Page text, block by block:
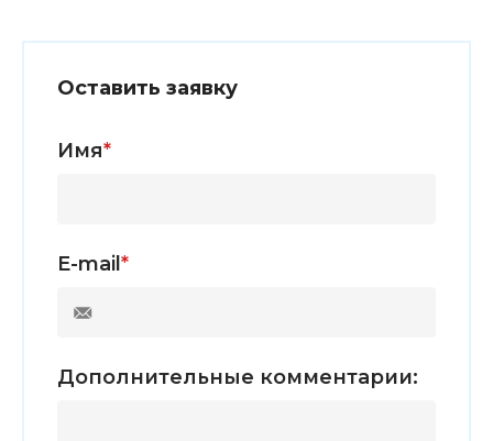
Оставить заявку
Имя*
E-mail *
Дополнительные комментарии: